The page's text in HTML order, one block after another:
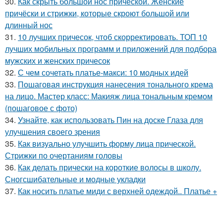
причёски и стрижки, которые скроют большой или
длинный нос
31. 10 лучших причесок, чтоб скорректировать. ТОП 10
лучших мобильных программ и приложений для подбора
мужских и женских причесок
32. С чем сочетать платье-макси: 10 модных идей
33. Пошаговая инструкция нанесения тонального крема
на лицо. Мастер класс: Макияж лица тональным кремом
(пошаговое с фото)
34. Узнайте, как использовать Пин на доске Глаза для
улучшения своего зрения
35. Как визуально улучшить форму лица прической.
Стрижки по очертаниям головы
36. Как делать прически на короткие волосы в школу.
Сногсшибательные и модные укладки
37. Как носить платье миди с верхней одеждой.. Платье +